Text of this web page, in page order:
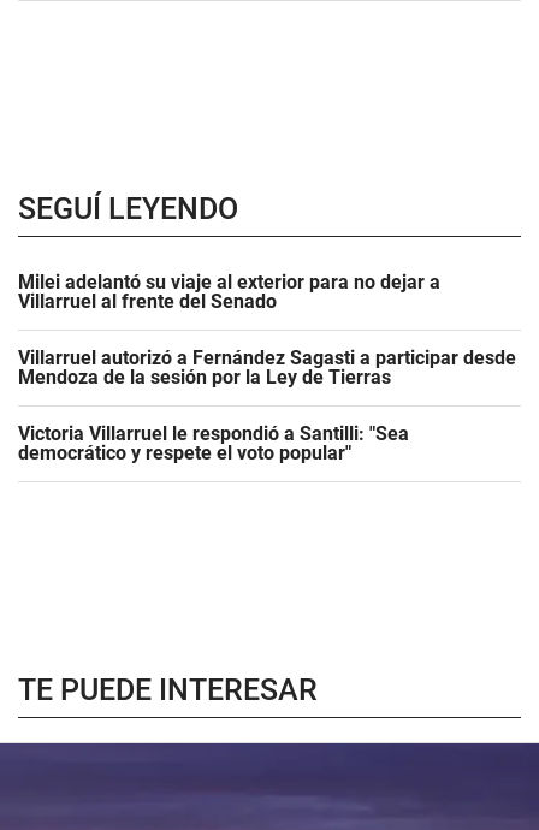
SEGUÍ LEYENDO
Milei adelantó su viaje al exterior para no dejar a
Villarruel al frente del Senado
Villarruel autorizó a Fernández Sagasti a participar desde
Mendoza de la sesión por la Ley de Tierras
Victoria Villarruel le respondió a Santilli: "Sea
democrático y respete el voto popular"
TE PUEDE INTERESAR